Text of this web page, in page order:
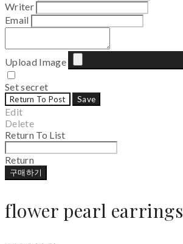
Writer
Email
Upload Image
Set secret
Return To Post Save
Edit
Delete
Return To List
Return
구매하기
flower pearl earrings